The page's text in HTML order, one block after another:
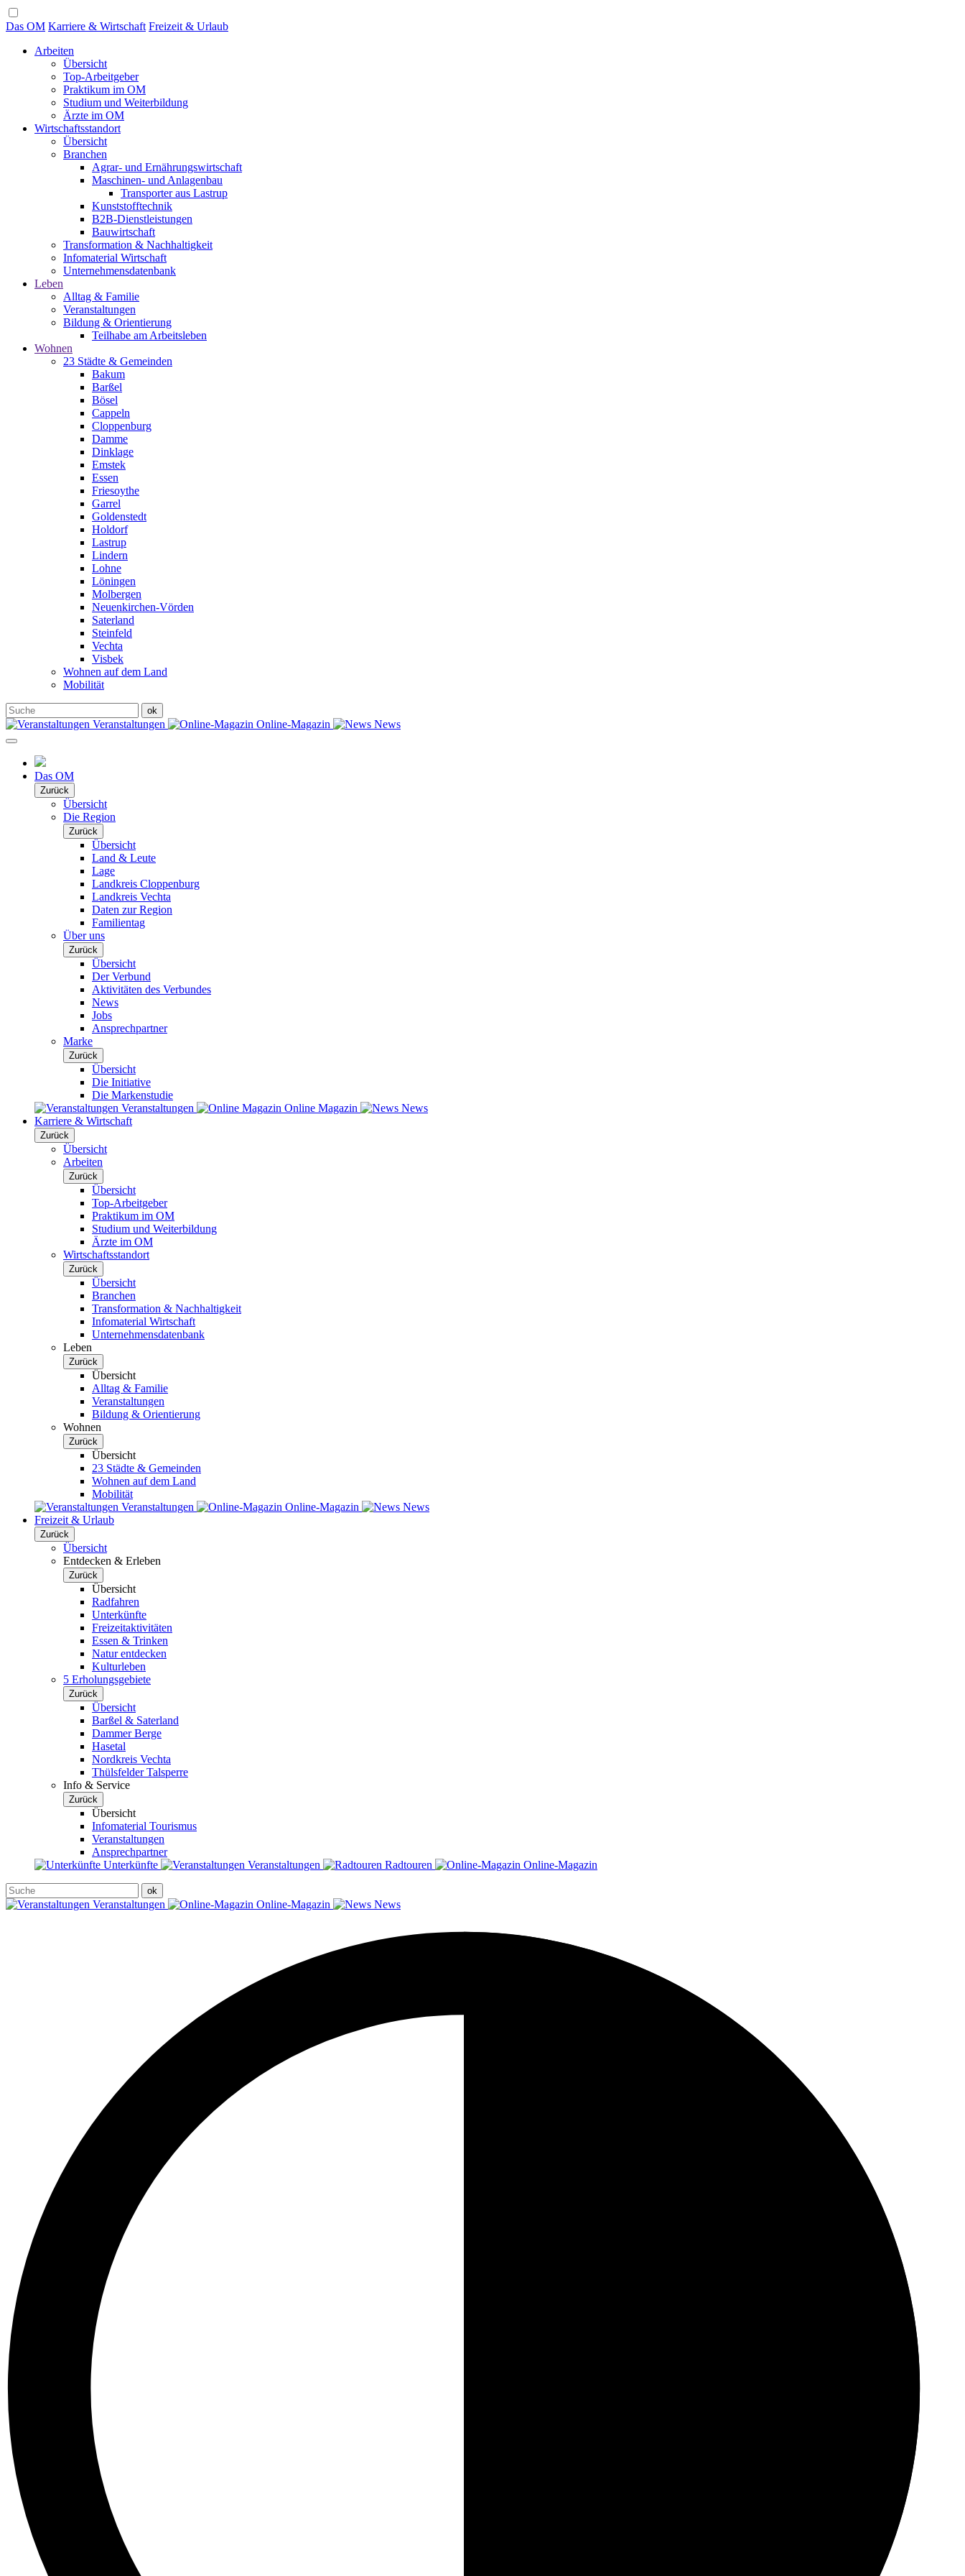
Das OM Karriere & Wirtschaft Freizeit & Urlaub
Arbeiten
Übersicht
Top-Arbeitgeber
Praktikum im OM
Studium und Weiterbildung
Ärzte im OM
Wirtschaftsstandort
Übersicht
Branchen
Agrar- und Ernährungswirtschaft
Maschinen- und Anlagenbau
Transporter aus Lastrup
Kunststofftechnik
B2B-Dienstleistungen
Bauwirtschaft
Transformation & Nachhaltigkeit
Infomaterial Wirtschaft
Unternehmensdatenbank
Leben
Alltag & Familie
Veranstaltungen
Bildung & Orientierung
Teilhabe am Arbeitsleben
Wohnen
23 Städte & Gemeinden
Bakum
Barßel
Bösel
Cappeln
Cloppenburg
Damme
Dinklage
Emstek
Essen
Friesoythe
Garrel
Goldenstedt
Holdorf
Lastrup
Lindern
Lohne
Löningen
Molbergen
Neuenkirchen-Vörden
Saterland
Steinfeld
Vechta
Visbek
Wohnen auf dem Land
Mobilität
Veranstaltungen Online-Magazin News
Das OM
Zurück
Übersicht
Die Region
Zurück
Übersicht
Land & Leute
Lage
Landkreis Cloppenburg
Landkreis Vechta
Daten zur Region
Familientag
Über uns
Zurück
Übersicht
Der Verbund
Aktivitäten des Verbundes
News
Jobs
Ansprechpartner
Marke
Zurück
Übersicht
Die Initiative
Die Markenstudie
Veranstaltungen
Online Magazin
News
Karriere & Wirtschaft
Zurück
Übersicht
Arbeiten
Zurück
Übersicht
Top-Arbeitgeber
Praktikum im OM
Studium und Weiterbildung
Ärzte im OM
Wirtschaftsstandort
Zurück
Übersicht
Branchen
Transformation & Nachhaltigkeit
Infomaterial Wirtschaft
Unternehmensdatenbank
Leben
Zurück
Übersicht
Alltag & Familie
Veranstaltungen
Bildung & Orientierung
Wohnen
Zurück
Übersicht
23 Städte & Gemeinden
Wohnen auf dem Land
Mobilität
Veranstaltungen
Online-Magazin
News
Freizeit & Urlaub
Zurück
Übersicht
Entdecken & Erleben
Zurück
Übersicht
Radfahren
Unterkünfte
Freizeitaktivitäten
Essen & Trinken
Natur entdecken
Kulturleben
5 Erholungsgebiete
Zurück
Übersicht
Barßel & Saterland
Dammer Berge
Hasetal
Nordkreis Vechta
Thülsfelder Talsperre
Info & Service
Zurück
Übersicht
Infomaterial Tourismus
Veranstaltungen
Ansprechpartner
Unterkünfte
Veranstaltungen Radtouren Online-Magazin
Veranstaltungen Online-Magazin News